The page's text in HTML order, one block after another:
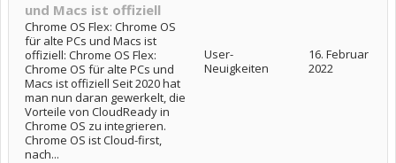
und Macs ist offiziell
Chrome OS Flex: Chrome OS
für alte PCs und Macs ist
offiziell: Chrome OS Flex:
Chrome OS für alte PCs und
Macs ist offiziell Seit 2020 hat
man nun daran gewerkelt, die
Vorteile von CloudReady in
Chrome OS zu integrieren.
Chrome OS ist Cloud-first,
nach...
User-
Neuigkeiten
16. Februar
2022